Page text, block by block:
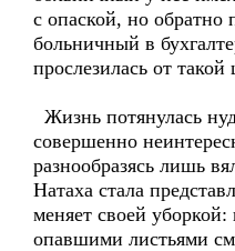
с опаской, но обратно
больничный в
прослезилась от
Жизнь потянулась
совершенно
разнообразясь лишь
Натаха стала
меняет своей
опавшими листьями